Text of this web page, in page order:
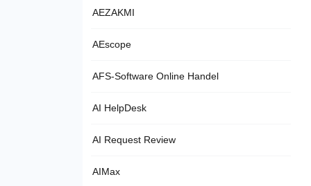
AEZAKMI
AEscope
AFS-Software Online Handel
AI HelpDesk
AI Request Review
AIMax